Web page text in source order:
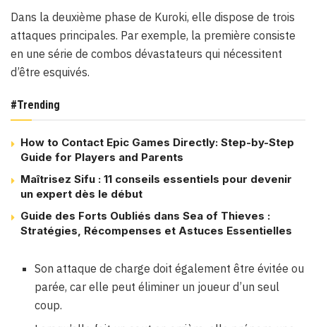
Dans la deuxième phase de Kuroki, elle dispose de trois
attaques principales. Par exemple, la première consiste
en une série de combos dévastateurs qui nécessitent
d’être esquivés.
#Trending
How to Contact Epic Games Directly: Step-by-Step
Guide for Players and Parents
Maîtrisez Sifu : 11 conseils essentiels pour devenir
un expert dès le début
Guide des Forts Oubliés dans Sea of Thieves :
Stratégies, Récompenses et Astuces Essentielles
Son attaque de charge doit également être évitée ou
parée, car elle peut éliminer un joueur d’un seul
coup.